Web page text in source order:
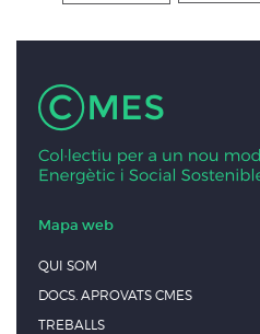
Mapa web
QUI SOM
DOCS. APROVATS CMES
TREBALLS